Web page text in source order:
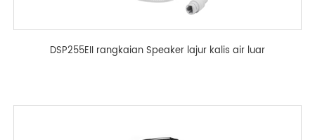
DSP255EII rangkaian Speaker lajur kalis air luar